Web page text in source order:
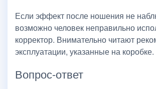
Если эффект после ношения не
возможно человек неправильно
корректор. Внимательно читают
эксплуатации, указанные на коробке.
Вопрос-ответ